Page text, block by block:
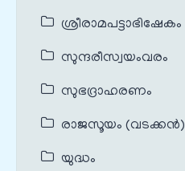
ശ്രീരാമപട്ടാഭിഷേകം
സുന്ദരീസ്വയംവരം
സുഭദ്രാഹരണം
രാജസൂയം (വടക്കൻ)
യുദ്ധം